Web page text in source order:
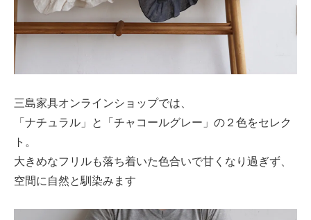
三島家具オンラインショップでは、
「ナチュラル」と「チャコールグレー」の２色をセレク
ト。
大きめなフリルも落ち着いた色合いで甘くなり過ぎず、
空間に自然と馴染みます